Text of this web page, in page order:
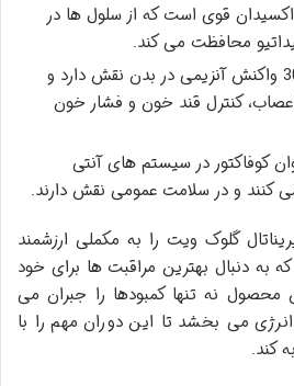
قوی است که از سلول ها در
محافظت می کند.
در بیش از 300 واکنش آنزیمی در بدن نقش دارد و
کنترل قند خون و فشار خون
کوفاکتور در سیستم های آنتی
کنند و در سلامت عمومی نقش دارند.
گلوک ویت را به مکملی ارزشمند
به دنبال بهترین مراقبت ها برای خود
نه تنها کمبودها را جبران می
می بخشد تا این دوران مهم را با
کند.